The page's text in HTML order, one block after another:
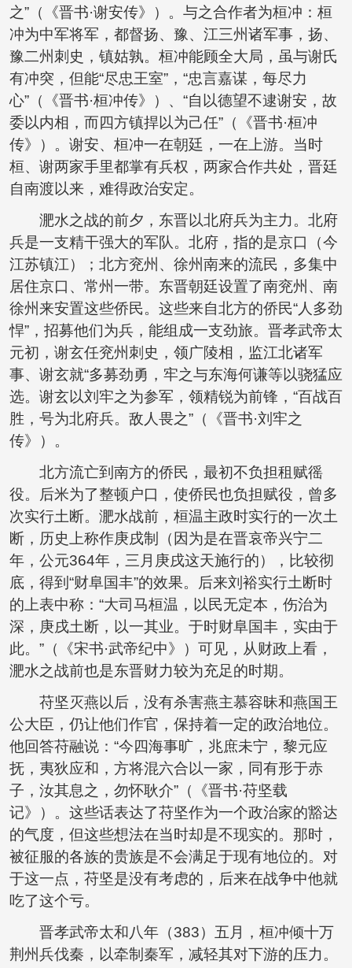
之”（《晋书·谢安传》）。与之合作者为桓冲：桓
冲为中军将军，都督扬、豫、江三州诸军事，扬、
豫二州刺史，镇姑孰。桓冲能顾全大局，虽与谢氏
有冲突，但能“尽忠王室”，“忠言嘉谋，每尽力
心”（《晋书·桓冲传》）、“自以德望不逮谢安，故
委以内相，而四方镇捍以为己任”（《晋书·桓冲
传》）。谢安、桓冲一在朝廷，一在上游。当时
桓、谢两家手里都掌有兵权，两家合作共处，晋廷
自南渡以来，难得政治安定。
淝水之战的前夕，东晋以北府兵为主力。北府
兵是一支精干强大的军队。北府，指的是京口（今
江苏镇江）；北方兖州、徐州南来的流民，多集中
居住京口、常州一带。东晋朝廷设置了南兖州、南
徐州来安置这些侨民。这些来自北方的侨民“人多劲
悍”，招募他们为兵，能组成一支劲旅。晋孝武帝太
元初，谢玄任兖州刺史，领广陵相，监江北诸军
事、谢玄就“多募劲勇，牢之与东海何谦等以骁猛应
选。谢玄以刘牢之为参军，领精锐为前锋，“百战百
胜，号为北府兵。敌人畏之”（《晋书·刘牢之
传》）。
北方流亡到南方的侨民，最初不负担租赋徭
役。后米为了整顿户口，使侨民也负担赋役，曾多
次实行土断。淝水战前，桓温主政时实行的一次土
断，历史上称作庚戌制（因为是在晋哀帝兴宁二
年，公元364年，三月庚戌这天施行的），比较彻
底，得到“财阜国丰”的效果。后来刘裕实行土断时
的上表中称：“大司马桓温，以民无定本，伤治为
深，庚戌土断，以一其业。于时财阜国丰，实由于
此。”（《宋书·武帝纪中》）可见，从财政上看，
淝水之战前也是东晋财力较为充足的时期。
苻坚灭燕以后，没有杀害燕主慕容昧和燕国王
公大臣，仍让他们作官，保持着一定的政治地位。
他回答苻融说：“今四海事旷，兆庶未宁，黎元应
抚，夷狄应和，方将混六合以一家，同有形于赤
子，汝其息之，勿怀耿介”（《晋书·苻坚载
记》）。这些话表达了苻坚作为一个政治家的豁达
的气度，但这些想法在当时却是不现实的。那时，
被征服的各族的贵族是不会满足于现有地位的。对
于这一点，苻坚是没有考虑的，后来在战争中他就
吃了这个亏。
晋孝武帝太和八年（383）五月，桓冲倾十万
荆州兵伐秦，以牵制秦军，减轻其对下游的压力。